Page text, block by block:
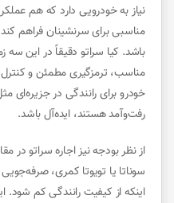
نیاز به خودرویی دارد که هم
مناسبی برای سرنشینان فراهم
باشد. کیا سراتو دقیقاً در این سه
مناسب، ترمزگیری مطمئن و
خودرو برای رانندگی در جزیره‌ای
رفت‌وآمد هستند، ایده‌آل باشد.
از نظر بودجه نیز اجاره سراتو در
سوناتا یا تویوتا کمری،
اینکه از کیفیت رانندگی کم شود.